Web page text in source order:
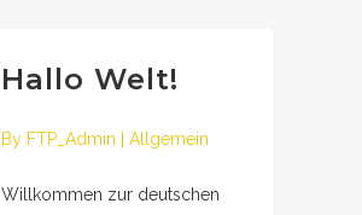
Hallo Welt!
By FTP_Admin Allgemein
Willkommen zur deutschen